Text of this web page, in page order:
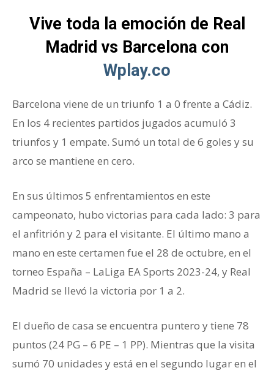
Vive toda la emoción de Real
Madrid vs Barcelona con
Wplay.co
Barcelona viene de un triunfo 1 a 0 frente a Cádiz.
En los 4 recientes partidos jugados acumuló 3
triunfos y 1 empate. Sumó un total de 6 goles y su
arco se mantiene en cero.
En sus últimos 5 enfrentamientos en este
campeonato, hubo victorias para cada lado: 3 para
el anfitrión y 2 para el visitante. El último mano a
mano en este certamen fue el 28 de octubre, en el
torneo España – LaLiga EA Sports 2023-24, y Real
Madrid se llevó la victoria por 1 a 2.
El dueño de casa se encuentra puntero y tiene 78
puntos (24 PG – 6 PE – 1 PP). Mientras que la visita
sumó 70 unidades y está en el segundo lugar en el